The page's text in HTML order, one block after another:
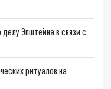
Эпштейна в связи с
ритуалов на